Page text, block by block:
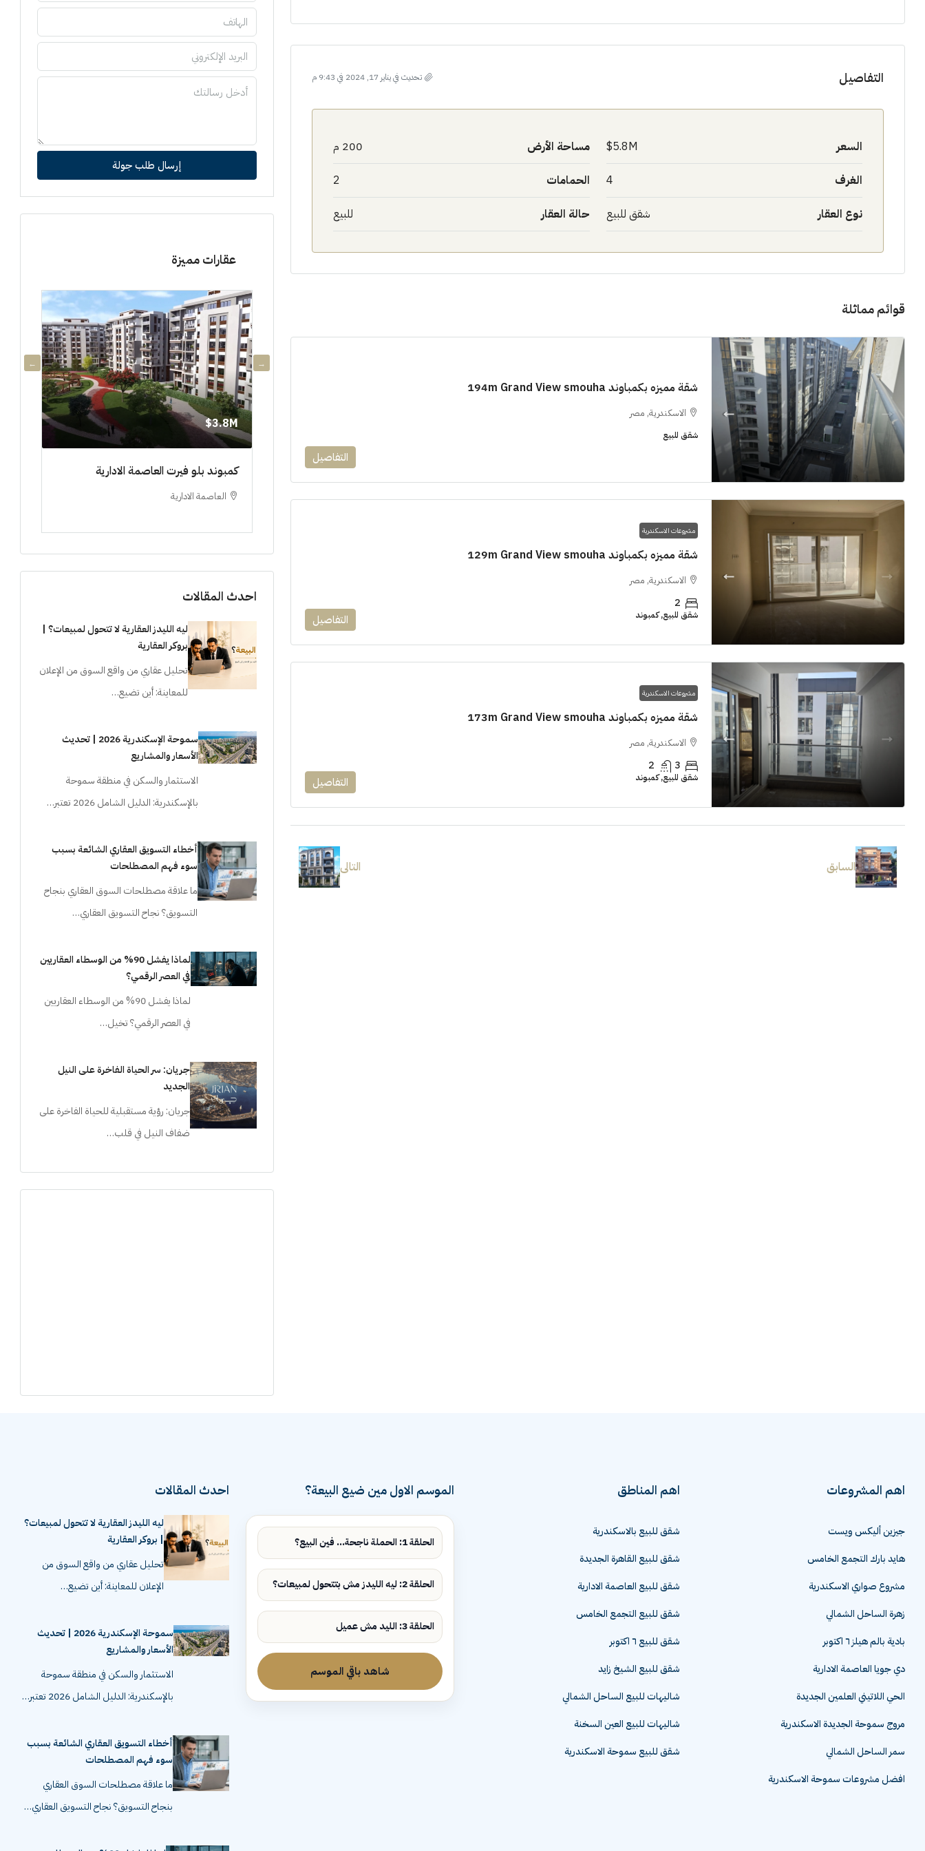
التفاصيل تحديث في يناير 17, 2024 في 9:43 م
السعر 5.8M$ مساحة الأرض 200 م
الغرف 4 الحمامات 2
نوع العقار شقق للبيع حالة العقار للبيع
قوائم مماثلة
شقة مميزه بكمباوند 194m Grand View smouha
الاسكندرية, مصر
شقق للبيع
التفاصيل
مشروعات الاسكندرية
شقة مميزه بكمباوند 129m Grand View smouha
الاسكندرية, مصر
2
شقق للبيع, كمبوند التفاصيل
مشروعات الاسكندرية
شقة مميزه بكمباوند 173m Grand View smouha
الاسكندرية, مصر
3
2
شقق للبيع, كمبوند التفاصيل
السابق التالى
إرسال طلب جولة
عقارات مميزة
11M$
شقق للبيع, فلل, كمبوند
3.8M$
كمبوند بلو فيرت العاصمة الادارية
العاصمة الادارية
احدث المقالات
ليه الليدز العقارية لا تتحول لمبيعات؟ |
بروكر العقارية
تحليل عقاري من واقع السوق من الإعلان
للمعاينة: أين تضيع…
سموحة الإسكندرية 2026 | تحديث
الأسعار والمشاريع
الاستثمار والسكن في منطقة سموحة
بالإسكندرية: الدليل الشامل 2026 تعتبر…
أخطاء التسويق العقاري الشائعة بسبب
سوء فهم المصطلحات
ما علاقة مصطلحات السوق العقاري بنجاح
التسويق؟ نجاح التسويق العقاري…
لماذا يفشل 90% من الوسطاء العقاريين
في العصر الرقمي؟
لماذا يفشل 90% من الوسطاء العقاريين
في العصر الرقمي؟ تخيل…
جريان: سر الحياة الفاخرة على النيل
الجديد
جريان: رؤية مستقبلية للحياة الفاخرة على
ضفاف النيل في قلب…
اهم المشروعات
جيزين أليكس ويست
هايد بارك التجمع الخامس
مشروع صواري الاسكندرية
زهرة الساحل الشمالي
بادية بالم هيلز ٦ اكتوبر
دي جويا العاصمة الادارية
الحي اللاتيني العلمين الجديدة
مروج سموحة الجديدة الاسكندرية
سمر الساحل الشمالي
افضل مشروعات سموحة الاسكندرية
اهم المناطق
شقق للبيع بالاسكندرية
شقق للبيع القاهرة الجديدة
شقق للبيع العاصمة الادارية
شقق للبيع التجمع الخامس
شقق للبيع ٦ اكتوبر
شقق للبيع الشيخ زايد
شاليهات للبيع الساحل الشمالي
شاليهات للبيع العين السخنة
شقق للبيع سموحة الاسكندرية
الموسم الاول مين ضيع البيعة؟
الحلقة 1: الحملة ناجحة... فين البيع؟
الحلقة 2: ليه الليدز مش بتتحول لمبيعات؟
الحلقة 3: الليد مش عميل
شاهد باقي الموسم
احدث المقالات
ليه الليدز العقارية لا تتحول لمبيعات؟
| بروكر العقارية
تحليل عقاري من واقع السوق من
الإعلان للمعاينة: أين تضيع…
سموحة الإسكندرية 2026 | تحديث
الأسعار والمشاريع
الاستثمار والسكن في منطقة سموحة
بالإسكندرية: الدليل الشامل 2026 تعتبر…
أخطاء التسويق العقاري الشائعة بسبب
سوء فهم المصطلحات
ما علاقة مصطلحات السوق العقاري
بنجاح التسويق؟ نجاح التسويق العقاري…